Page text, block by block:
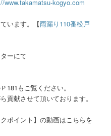
www.takamatsu-kogyo.com
います。【雨漏り110番松戸
ーにて
181もご覧ください。
貢献させて頂いております。
ポイント】の動画はこちらを